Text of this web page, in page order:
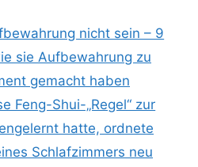
nicht sein – 9
sie Aufbewahrung zu
gemacht haben
Feng-Shui-„Regel“ zur
hatte, ordnete
Schlafzimmers neu